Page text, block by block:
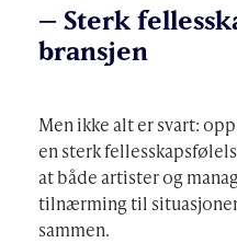
– Sterk
bransjen
Men ikke alt er svart:
en sterk
at både artister og
tilnærming til
sammen.